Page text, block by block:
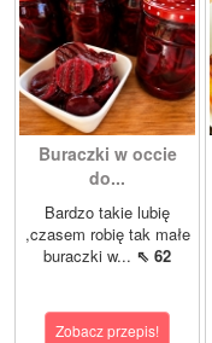
Buraczki w occie
do...
Bardzo takie lubię
,czasem robię tak małe
buraczki w... ⇖ 62
Zobacz przepis!